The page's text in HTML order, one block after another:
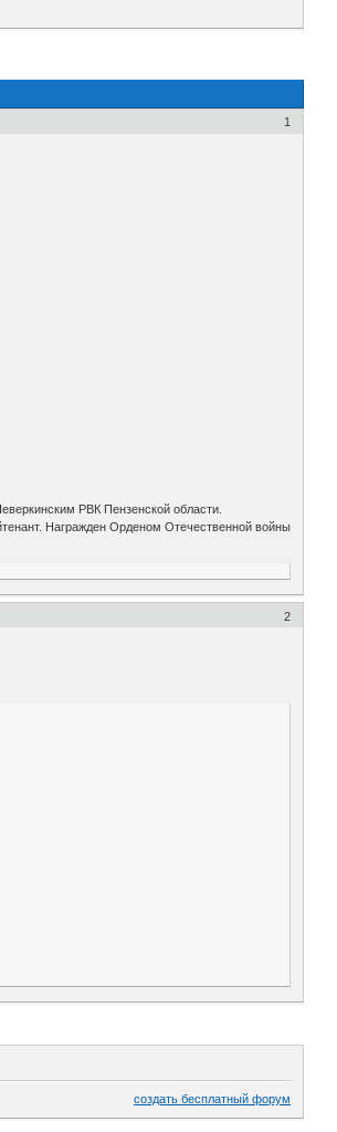
1
РВК Пензенской области.
Награжден Орденом Отечественной войны
2
создать бесплатный форум